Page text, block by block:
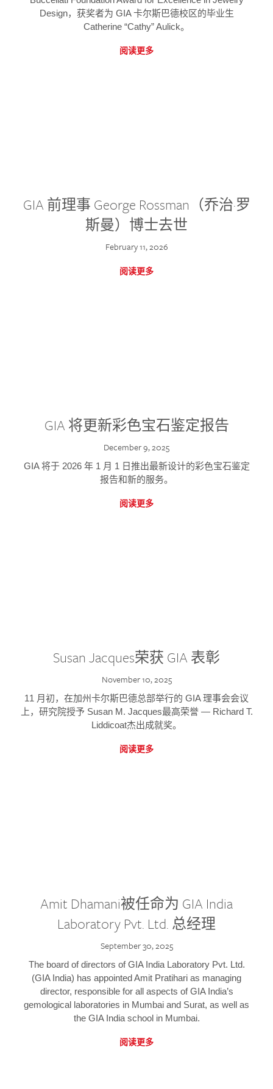
Design，获奖者为 GIA 卡尔斯巴德校区的毕业生
Catherine “Cathy” Aulick。
阅读更多
GIA 前理事 George Rossman（乔治·罗
斯曼）博士去世
February 11, 2026
阅读更多
GIA 将更新彩色宝石鉴定报告
December 9, 2025
GIA 将于 2026 年 1 月 1 日推出最新设计的彩色宝石鉴定
报告和新的服务。
阅读更多
Susan Jacques荣获 GIA 表彰
November 10, 2025
11 月初，在加州卡尔斯巴德总部举行的 GIA 理事会会议
上，研究院授予 Susan M. Jacques最高荣誉 — Richard T.
Liddicoat杰出成就奖。
阅读更多
Amit Dhamani被任命为 GIA India
Laboratory Pvt. Ltd. 总经理
September 30, 2025
The board of directors of GIA India Laboratory Pvt. Ltd.
(GIA India) has appointed Amit Pratihari as managing
director, responsible for all aspects of GIA India’s
gemological laboratories in Mumbai and Surat, as well as
the GIA India school in Mumbai.
阅读更多